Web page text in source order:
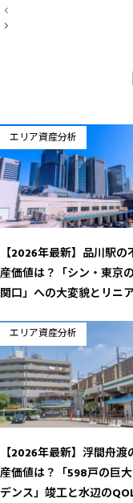
投
稿
エリア資産分析
【2026年最新】品川駅の
産価値は？「シン・東京
関口」への大変貌とリニ
最高峰
エリア資産分析
【2026年最新】浮間舟渡
産価値は？「598戸の巨
デンス」竣工と水辺の